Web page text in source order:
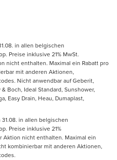
in allen belgischen
Preise inklusive 21% MwSt.
nicht enthalten. Maximal ein Rabatt pro
mit anderen Aktionen,
Nicht anwendbar auf Geberit,
Boch, Ideal Standard, Sunshower,
Easy Drain, Heau, Dumaplast,
in allen belgischen
Preise inklusive 21%
Aktion nicht enthalten. Maximal ein
kombinierbar mit anderen Aktionen,